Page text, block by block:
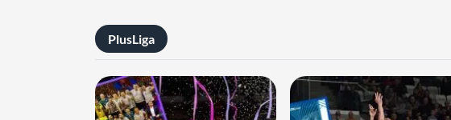
PlusLiga